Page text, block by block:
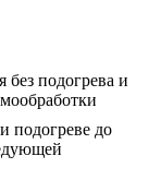
без подогрева и
подогреве до